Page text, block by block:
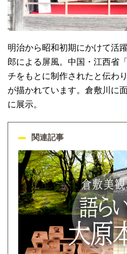
明治から昭和初期にかけて活
郎による屏風。中国・江西省
チをもとに制作されたと伝わ
が描かれています。倉敷川に
に展示。
関連記事